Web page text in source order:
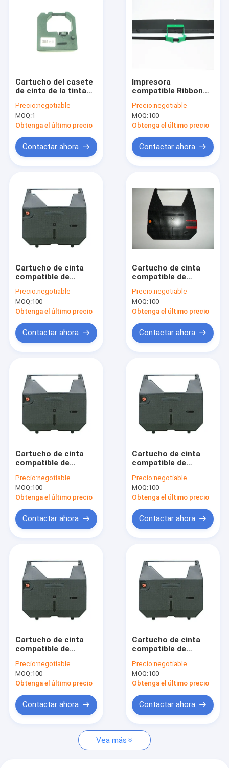
Products
About Us
Factory Tour
Request A Quote
cinta de la impresora
Pieza del minilab de Konica
Pieza de Poli Laserlab
Pieza del minilab de Fuji
Máquina usada del minilab
pieza del minilab
Mochila
cinta de la etiqueta
Paquete perforado
bolsa de almacenamiento
Bolso del ordenador portátil
Cartucho del casete
de cinta de la tinta
automática del lacre
y de la impresora
XH121-A 308
Precio:negotiable
MOQ:1
Obtenga el último precio
Contactar ahora
Impresora
compatible Ribbon
DPK7700H DPK7850E
DPK7400E para el
negro de Sedco
Precio:negotiable
MOQ:100
Obtenga el último precio
Contactar ahora
Cartucho de cinta
compatible de
de Brother GX7000
GX-7000 GX7500 GX-
7500
Precio:negotiable
MOQ:100
Obtenga el último precio
Contactar ahora
Cartucho de cinta
compatible de
del modelo CX65 del
modelo CX60 de
Brother CX50
Precio:negotiable
MOQ:100
Obtenga el último precio
Contactar ahora
Cartucho de cinta
compatible de
de Brother 90
Precio:negotiable
MOQ:100
Obtenga el último precio
Contactar ahora
Cartucho de cinta
compatible de
de Brother X7750 GX-
7750 GX8000 GX-
8000
Precio:negotiable
MOQ:100
Obtenga el último precio
Contactar ahora
Cartucho de cinta
compatible de
de Brother GX6750
GX-6750 GX 6750
Precio:negotiable
MOQ:100
Obtenga el último precio
Contactar ahora
Cartucho de cinta
compatible de
de Brother AX-28 AX-
30 AX-33 AX-35
Precio:negotiable
MOQ:100
Obtenga el último precio
Contactar ahora
Vea más